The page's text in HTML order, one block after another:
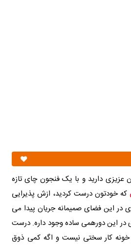
عزیزی دارید و با یک فنجون چای تازه
که خودتون درست کردید، ازش پذیرایی
در این فضای صمیمانه جریان پیدا می
در این دورهمی ساده وجود داره. درست
کار سختی نیست و اگه کمی ذوق